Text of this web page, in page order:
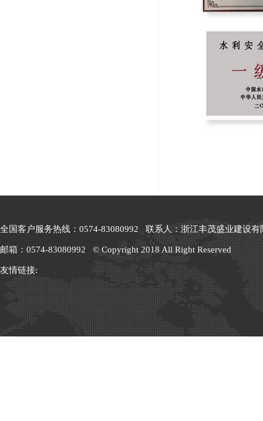
全国客户服务热线：0574-83080992 联系人：浙江丰茂盛业建设有
邮箱：0574-83080992 © Copyright 2018 All Right Reserved
友情链接: